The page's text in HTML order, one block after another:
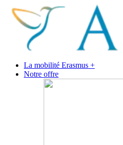
La mobilité Erasmus +
Notre offre